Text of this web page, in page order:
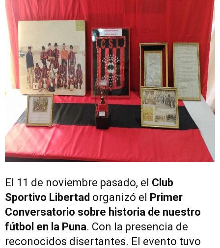
El 11 de noviembre pasado, el Club
Sportivo Libertad organizó el Primer
Conversatorio sobre historia de nuestro
fútbol en la Puna. Con la presencia de
reconocidos disertantes. El evento tuvo